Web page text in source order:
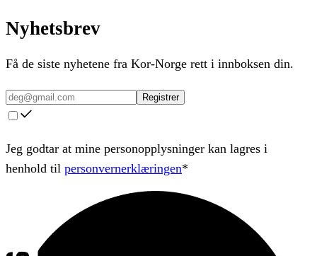
Nyhetsbrev
Få de siste nyhetene fra Kor-Norge rett i innboksen din.
Registrer
Jeg godtar at mine personopplysninger kan lagres i
henhold til personvernerklæringen*